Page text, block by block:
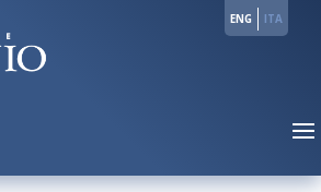
ENG ITA